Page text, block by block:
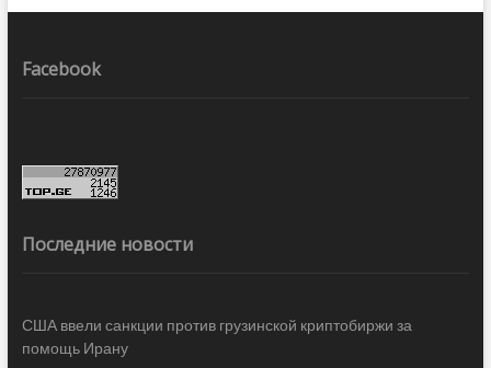
Facebook
Последние новости
США ввели санкции против грузинской криптобиржи за
помощь Ирану